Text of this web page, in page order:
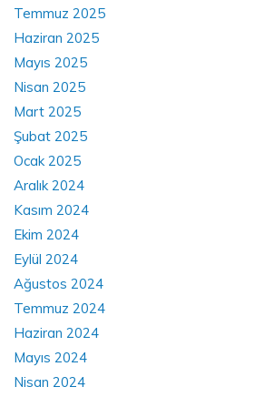
Temmuz 2025
Haziran 2025
Mayıs 2025
Nisan 2025
Mart 2025
Şubat 2025
Ocak 2025
Aralık 2024
Kasım 2024
Ekim 2024
Eylül 2024
Ağustos 2024
Temmuz 2024
Haziran 2024
Mayıs 2024
Nisan 2024